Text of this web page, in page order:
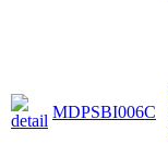
MDPSBI006C